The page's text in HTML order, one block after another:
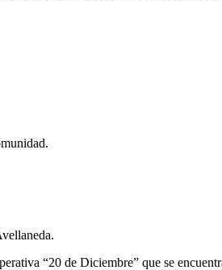
“20 de Diciembre” que se